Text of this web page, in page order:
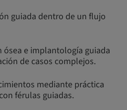
guiada dentro de un flujo
ósea e implantología guiada
de casos complejos.
mediante práctica
férulas guiadas.